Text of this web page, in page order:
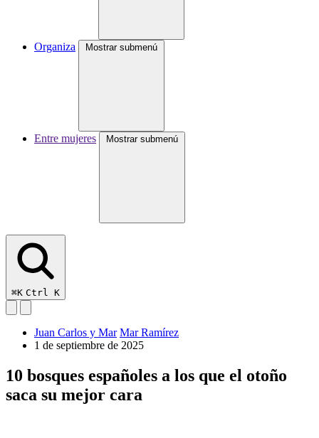
Organiza Mostrar submenú
Entre mujeres Mostrar submenú
⌘K Ctrl K
Juan Carlos y Mar Mar Ramírez
1 de septiembre de 2025
10 bosques españoles a los que el otoño
saca su mejor cara